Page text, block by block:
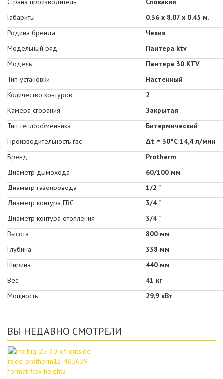
Габариты
0.36 x 8.07 x 0.45 м.
Родина бренда
Чехия
Модельный ряд
Пантера ktv
Модель
Пантера 30 KTV
Тип установки
Настенный
Количество контуров
2
Камера сгорания
Закрытая
Тип теплообменника
Битермический
Производительность гвс
Δt = 30°С 14,4 л/мин
Бренд
Protherm
Диаметр дымохода
60/100 мм
Диаметр газопровода
1/2 "
Диаметр контура ГВС
3/4 "
Диаметр контура отопления
3/4 "
Высота
800 мм
Глубина
338 мм
Ширина
440 мм
Вес
41 кг
Мощность
29,9 кВт
ВЫ НЕДАВНО СМОТРЕЛИ